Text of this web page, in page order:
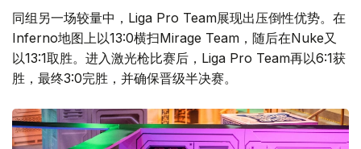
同组另一场较量中，Liga Pro Team展现出压倒性优势。在
Inferno地图上以13:0横扫Mirage Team，随后在Nuke又
以13:1取胜。进入激光枪比赛后，Liga Pro Team再以6:1获
胜，最终3:0完胜，并确保晋级半决赛。